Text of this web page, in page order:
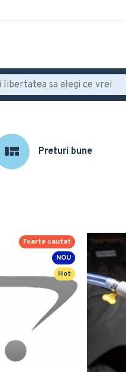
Preturi bune
NOU
Hot
Foarte cautat